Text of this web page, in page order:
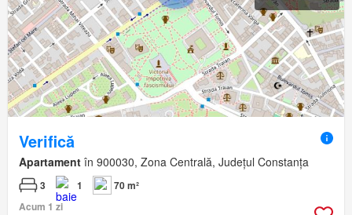
Verifică
Apartament în 900030, Zona Centrală, Județul Constanța
3 1
70 m²
Acum 1 zi